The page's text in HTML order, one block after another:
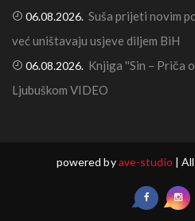
06.08.2026. Suša prijeti novim
već uništavaju usjeve diljem BiH
06.08.2026. Knjiga ''Sin – Priča
Ljubuškom VIDEO
powered byave-studio |